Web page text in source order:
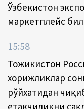
Ўзбекистон
маркетплейс
15:58
Тожикистон
хорижликлар
рўйхатидан